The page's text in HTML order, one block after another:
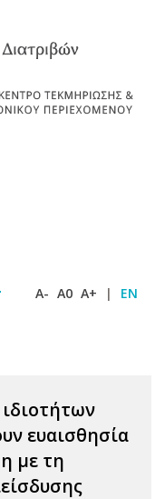
A- A0 A+ | EN
ευαισθησία
με τη